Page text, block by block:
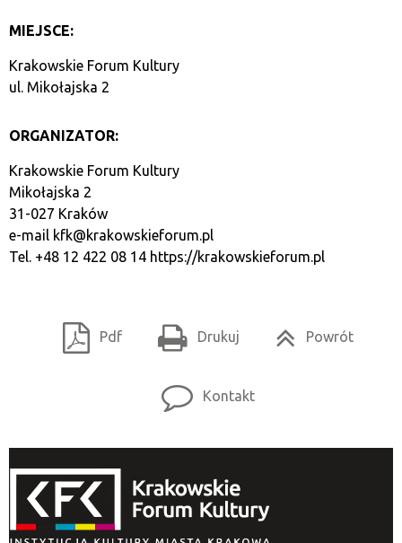
MIEJSCE:
Krakowskie Forum Kultury
ul. Mikołajska 2
ORGANIZATOR:
Krakowskie Forum Kultury
Mikołajska 2
31-027 Kraków
e-mail kfk@krakowskieforum.pl
Tel. +48 12 422 08 14 https://krakowskieforum.pl
Pdf Drukuj Powrót
Kontakt